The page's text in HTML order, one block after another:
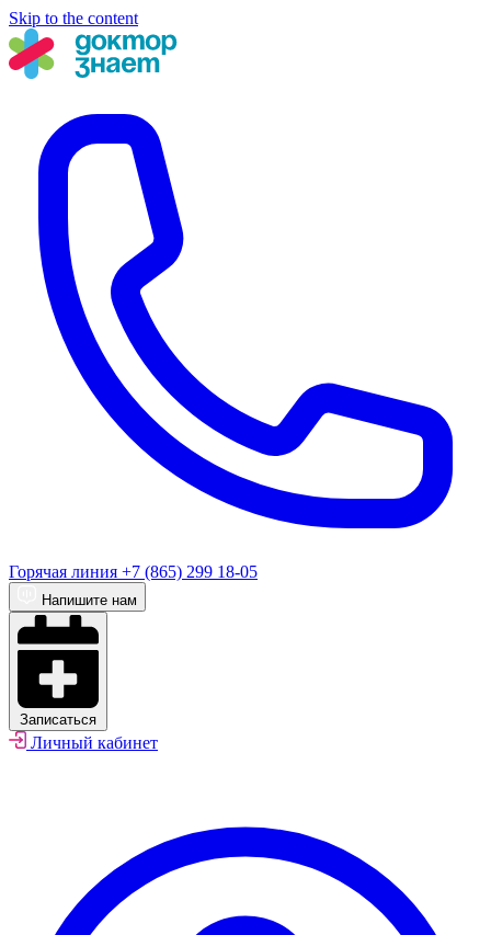
Skip to the content
Горячая линия +7 (865) 299 18-05
Напишите нам
Записаться
Личный кабинет